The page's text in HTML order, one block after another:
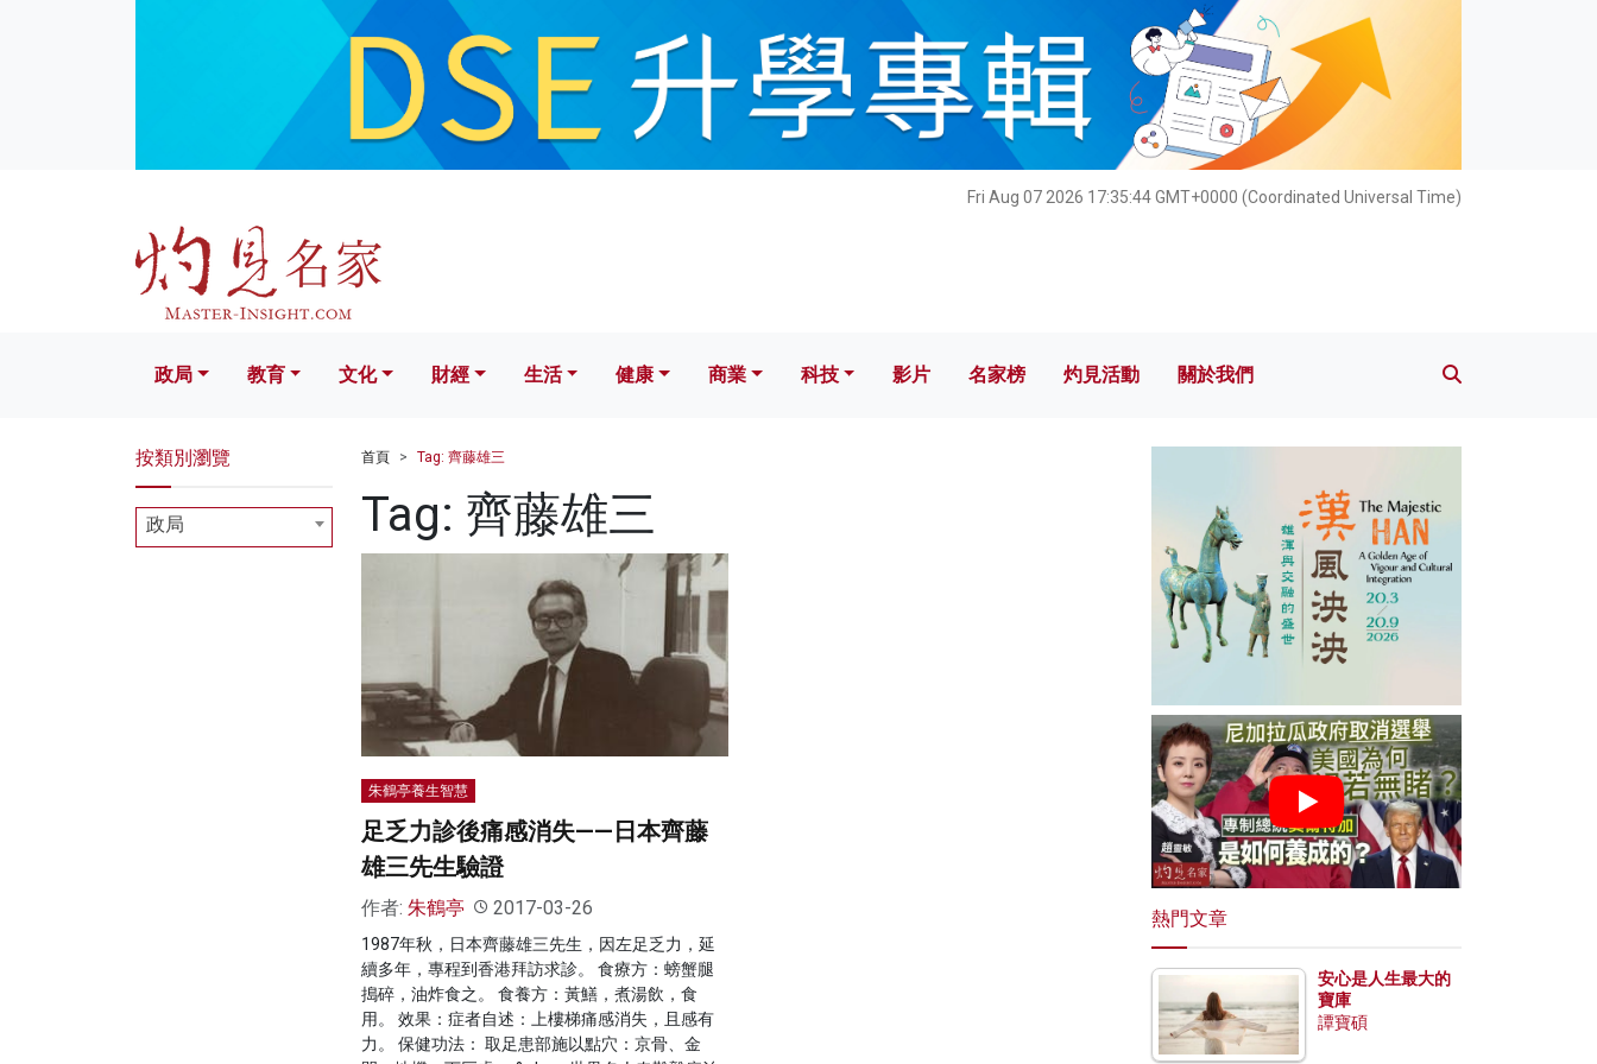
Fri Aug 07 2026 17:35:45 GMT+0000 (Coordinated Universal Time)
文化 財經 生活 健康 科技 影片 名家榜 灼見活動 關於我們
政局 教育 文化 財經 生活 健康 商業 科技 影片 名家榜 灼見活動 關於我們
首頁 Tag: 齊藤雄三
Tag: 齊藤雄三
朱鶴亭養生智慧
足乏力診後痛感消失——日本齊藤
雄三先生驗證
作者: 朱鶴亭 2017-03-26
1987年秋，日本齊藤雄三先生，因左足乏力，延
續多年，專程到香港拜訪求診。 食療方：螃蟹腿
搗碎，油炸食之。 食養方：黃鱔，煮湯飲，食
用。 效果：症者自述：上樓梯痛感消失，且感有
力。 保健功法： 取足患部施以點穴：京骨、金
按類別瀏覽
政局
熱門文章
安心是人生最大的
寶庫
譚寶碩